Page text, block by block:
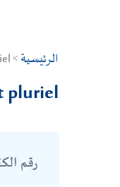
الرئيسية> Droit privé > Culture générale > L’afrique continent pluriel
pluriel
رقم